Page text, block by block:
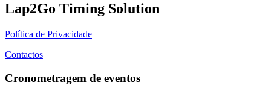
Lap2Go Timing Solution
Política de Privacidade
Contactos
Cronometragem de eventos